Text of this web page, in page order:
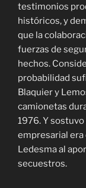
testimonios
históricos, y
que la
fuerzas de
hechos.
probabilidad
Blaquier y
camionetas
1976. Y
empresarial era
Ledesma al
secuestros.